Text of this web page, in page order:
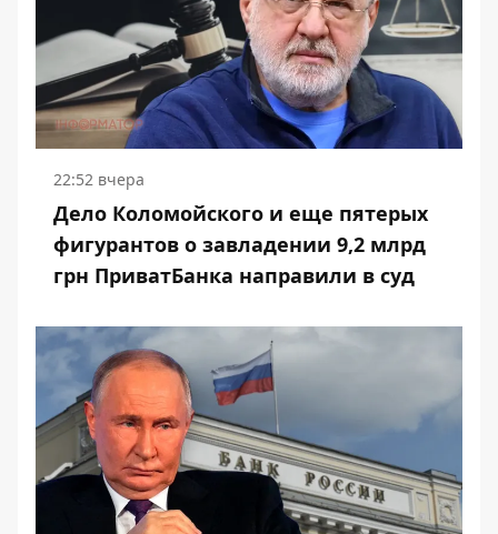
22:52 вчера
Дело Коломойского и еще пятерых
фигурантов о завладении 9,2 млрд
грн ПриватБанка направили в суд